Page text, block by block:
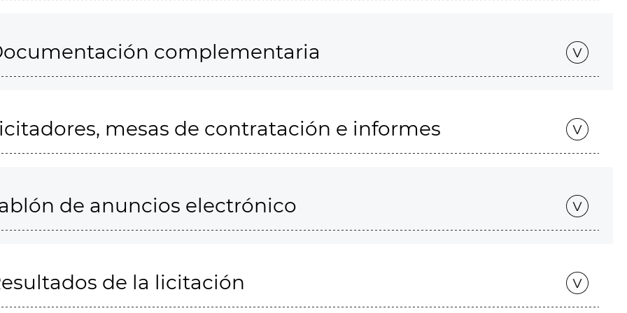
complementaria
mesas de contratación e informes
de anuncios electrónico
de la licitación